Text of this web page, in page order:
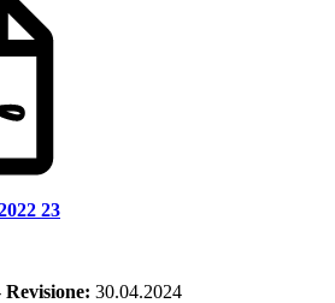
23
Revisione: 30.04.2024